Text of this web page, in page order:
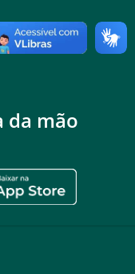
da mão